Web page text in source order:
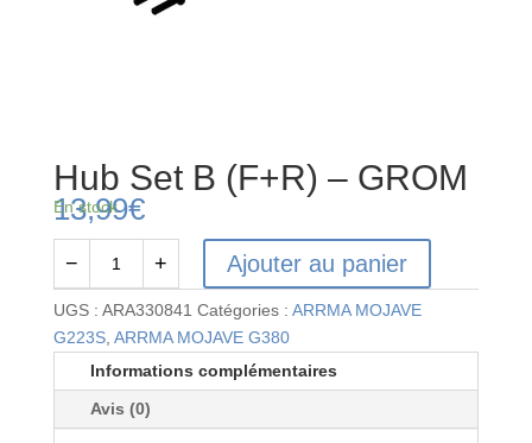
Hub Set B (F+R) – GROM
13,99€
En stock
quantité
de
Hub
Set
(F+R)
− + Ajouter au panier
UGS : ARA330841 Catégories : ARRMA MOJAVE
G223S, ARRMA MOJAVE G380
Informations complémentaires
Avis (0)